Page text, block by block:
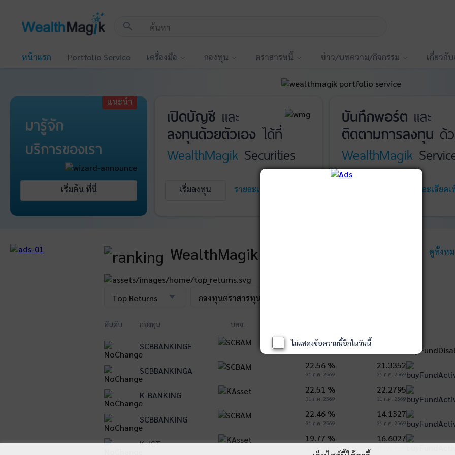
search
หน้าแรก Portfolio Service เครื่องมือ กองทุน ตราสารหนี้ ข่าว/บทความ/กิจกรรม เกี่ยวกับ
แนะนำ
มารู้จัก
บริการของเรา
เริ่มต้น ที่นี่
เปิดบัญชี และ
ลงทุนด้วยตัวเองได้ที่
WealthMagikSecurities
เริ่มลงทุน รายละเอียดเพิ่มเติม
บันทึกพอร์ต และ
ติดตามการลงทุน ด้
WealthMagik
รายละเอียด
WealthMagik Rankings ดูทั้งห
Top Returns กองทุนตราสารทุน
อันดับ กองทุน บลจ.
1
SCBBANKINGE
23.36 %
2
SCBBANKINGA
22.56 %
31 ก.ค. 2569
21.3352
31 ก.ค. 2569
3
K-BANKING
22.51 %
31 ก.ค. 2569
22.2795
31 ก.ค. 2569
4
SCBBANKING
22.46 %
31 ก.ค. 2569
14.1327
31 ก.ค. 2569
K-ICT
19.77 % 16.6027
ไม่แสดงข้อความนี้อีกในวันนี้